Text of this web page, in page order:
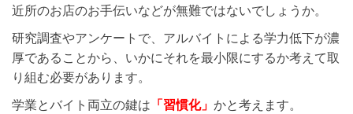
近所のお店のお手伝いなどが無難ではないでしょうか。
研究調査やアンケートで、アルバイトによる学力低下が濃
厚であることから、いかにそれを最小限にするか考えて取
り組む必要があります。
学業とバイト両立の鍵は 「習慣化」 かと考えます。